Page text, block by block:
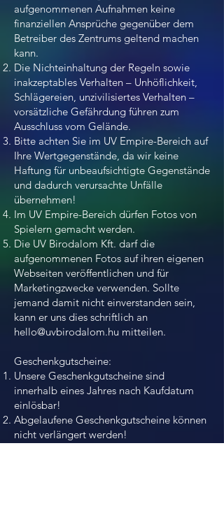
aufgenommenen Aufnahmen keine
finanziellen Ansprüche gegenüber dem
Betreiber des Zentrums geltend machen
kann.
Die Nichteinhaltung der Regeln sowie
inakzeptables Verhalten – Unhöflichkeit,
Schlägereien, unzivilisiertes Verhalten –
vorsätzliche Gefährdung führen zum
Ausschluss vom Gelände.
Bitte achten Sie im UV Empire-Bereich auf
Ihre Wertgegenstände, da wir keine
Haftung für unbeaufsichtigte Gegenstände
und dadurch verursachte Unfälle
übernehmen!
Im UV Empire-Bereich dürfen Fotos von
Spielern gemacht werden.
Die UV Birodalom Kft. darf die
aufgenommenen Fotos auf ihren eigenen
Webseiten veröffentlichen und für
Marketingzwecke verwenden. Sollte
jemand damit nicht einverstanden sein,
kann er uns dies schriftlich an
hello@uvbirodalom.hu mitteilen.
Geschenkgutscheine:
Unsere Geschenkgutscheine sind
innerhalb eines Jahres nach Kaufdatum
einlösbar!
Abgelaufene Geschenkgutscheine können
nicht verlängert werden!